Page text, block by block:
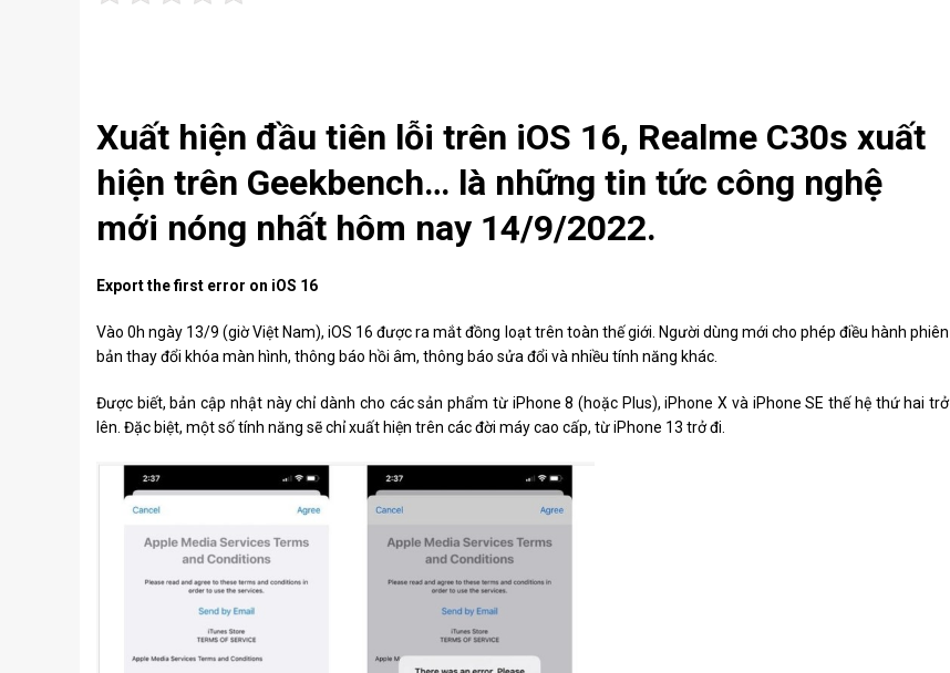
Xuất hiện đầu tiên lỗi trên iOS 16, Realme C30s xuất
hiện trên Geekbench… là những tin tức công nghệ
mới nóng nhất hôm nay 14/9/2022.
Export the first error on iOS 16
Vào 0h ngày 13/9 (giờ Việt Nam), iOS 16 được ra mắt đồng loạt trên toàn thế giới. Người dùng mới cho phép điều hành phiên
bản thay đổi khóa màn hình, thông báo hồi âm, thông báo sửa đổi và nhiều tính năng khác.
Được biết, bản cập nhật này chỉ dành cho các sản phẩm từ iPhone 8 (hoặc Plus), iPhone X và iPhone SE thế hệ thứ hai trở
lên. Đặc biệt, một số tính năng sẽ chỉ xuất hiện trên các đời máy cao cấp, từ iPhone 13 trở đi.